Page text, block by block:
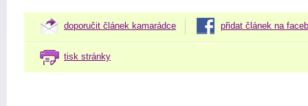
doporučit článek kamarádce přidat článek na
tisk stránky